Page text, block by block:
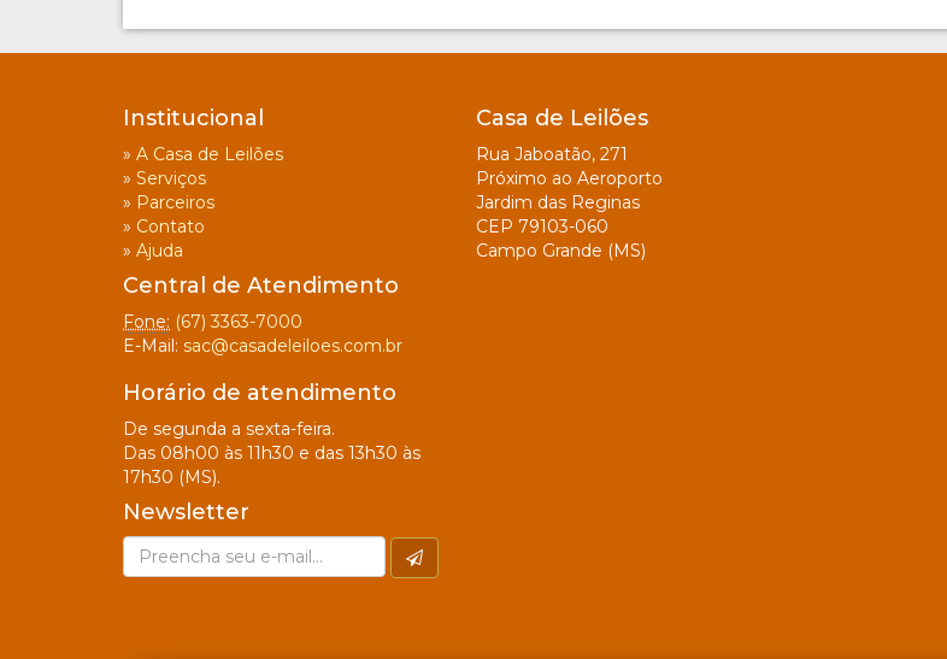
Institucional
» A Casa de Leilões
» Serviços
» Parceiros
» Contato
» Ajuda
Central de Atendimento
Fone: (67) 3363-7000
E-Mail: sac@casadeleiloes.com.br
Horário de atendimento
De segunda a sexta-feira.
Das 08h00 às 11h30 e das 13h30 às
17h30 (MS).
Newsletter
Casa de Leilões
Rua Jaboatão, 271
Próximo ao Aeroporto
Jardim das Reginas
CEP 79103-060
Campo Grande (MS)